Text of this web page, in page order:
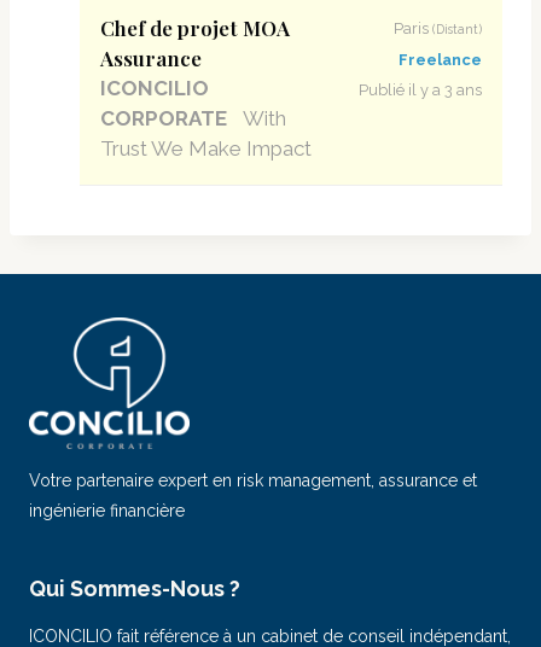
Chef de projet MOA
Assurance
ICONCILIO
CORPORATE
With
Trust We Make Impact
Paris (Distant)
Freelance
Publié il y a 3 ans
Votre partenaire expert en risk management, assurance et
ingénierie financière
Qui Sommes-Nous ?
ICONCILIO fait référence à un cabinet de conseil indépendant,